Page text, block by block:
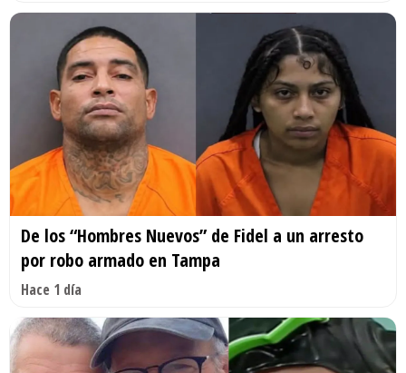
De los “Hombres Nuevos” de Fidel a un arresto
por robo armado en Tampa
Hace 1 día